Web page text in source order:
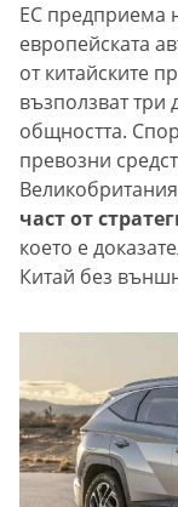
ЕС предприема
европейската
от китайските
възползват три
общността.
превозни
част от
което е
Китай без